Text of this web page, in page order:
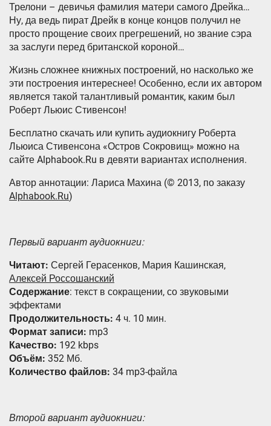
Трелони – девичья фамилия матери самого Дрейка…
Ну, да ведь пират Дрейк в конце концов получил не
просто прощение своих прегрешений, но звание сэра
за заслуги перед британской короной…
Жизнь сложнее книжных построений, но насколько же
эти построения интереснее! Особенно, если их автором
является такой талантливый романтик, каким был
Роберт Льюис Стивенсон!
Бесплатно скачать или купить аудиокнигу Роберта
Льюиса Стивенсона «Остров Сокровищ» можно на
сайте Alphabook.Ru в девяти вариантах исполнения.
Автор аннотации: Лариса Махина (© 2013, по заказу
Alphabook.Ru)
Первый вариант аудиокниги:
Читают: Сергей Герасенков, Мария Кашинская,
Алексей Россошанский
Содержание: текст в сокращении, со звуковыми
эффектами
Продолжительность: 4 ч. 10 мин.
Формат записи: mp3
Качество: 192 kbps
Объём: 352 Мб.
Количество файлов: 34 mp3-файла
Второй вариант аудиокниги: